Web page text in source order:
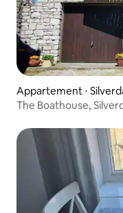
Appartement ⋅
The Boathouse,